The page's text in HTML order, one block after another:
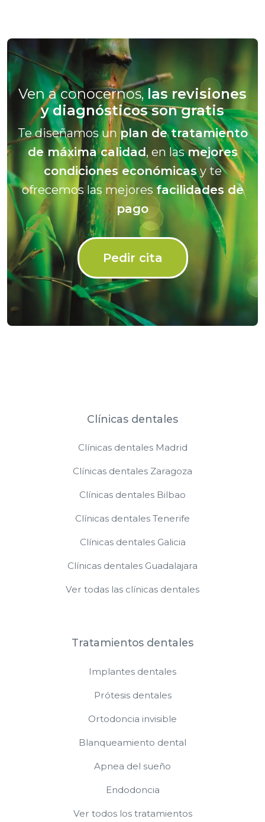
Ven a conocernos, las revisiones
y diagnósticos son gratis
Te diseñamos un plan de tratamiento
de máxima calidad, en lasmejores
condiciones económicasy te
ofrecemos las mejoresfacilidades de
pago
Pedir cita
Clínicas dentales
Clínicas dentales Madrid
Clínicas dentales Zaragoza
Clínicas dentales Bilbao
Clínicas dentales Tenerife
Clínicas dentales Galicia
Clínicas dentales Guadalajara
Ver todas las clínicas dentales
Tratamientos dentales
Implantes dentales
Prótesis dentales
Ortodoncia invisible
Blanqueamiento dental
Apnea del sueño
Endodoncia
Ver todos los tratamientos